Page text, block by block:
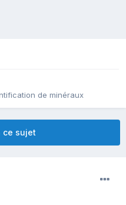
de minéraux
ce sujet